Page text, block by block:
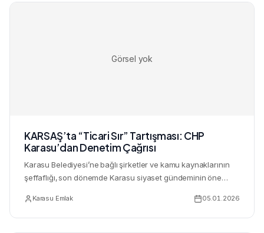
Görsel yok
KARSAŞ’ta “Ticari Sır” Tartışması: CHP
Karasu’dan Denetim Çağrısı
Karasu Belediyesi’ne bağlı şirketler ve kamu kaynaklarının
şeffaflığı, son dönemde Karasu siyaset gündeminin öne
Karasu Emlak 05.01.2026